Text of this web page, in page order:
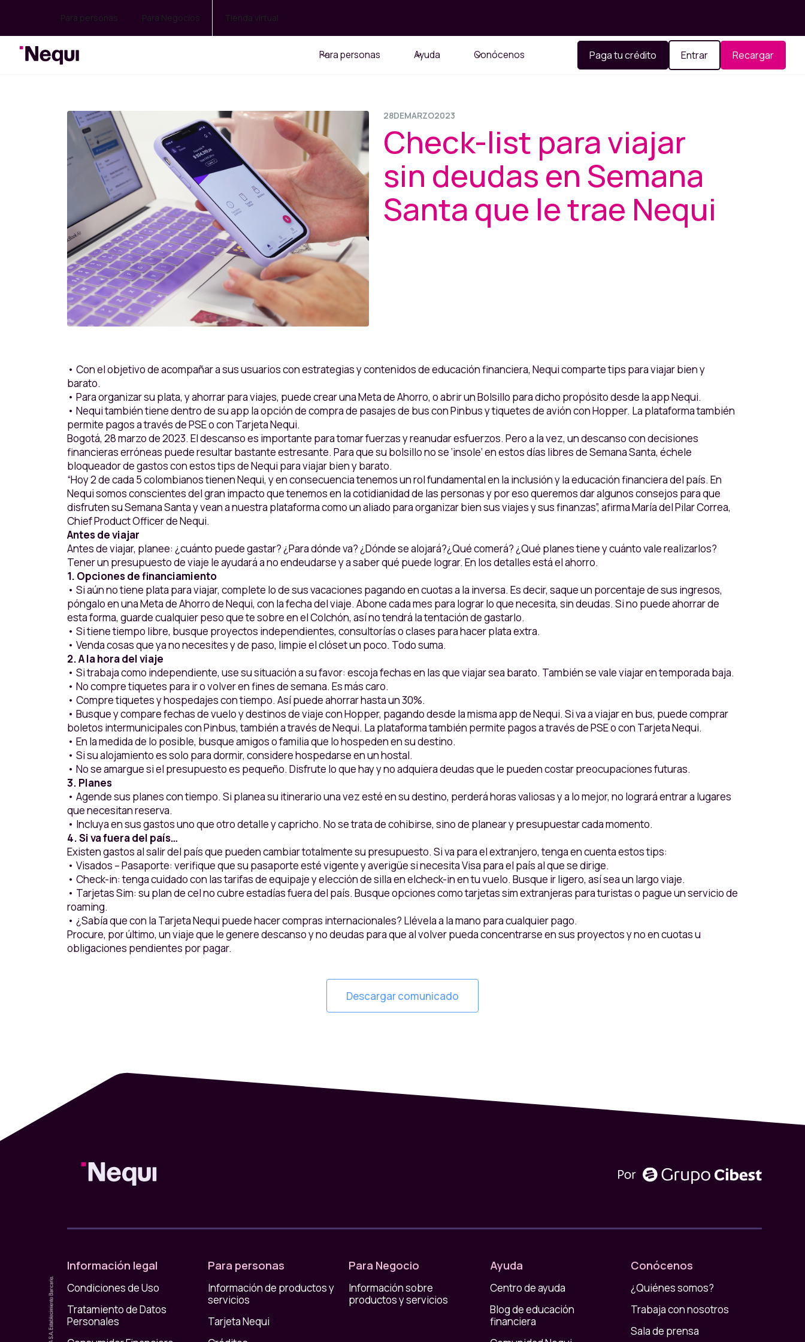
Para personas Para Negocios Tienda virtual
Para personas Ayuda Conócenos Paga tu crédito Entrar Recargar
28DEMARZO2023
Check-list para viajar
sin deudas en Semana
Santa que le trae Nequi
• Con el objetivo de acompañar a sus usuarios con estrategias y contenidos de educación financiera, Nequi comparte tips para viajar bien y
barato.
• Para organizar su plata, y ahorrar para viajes, puede crear una Meta de Ahorro, o abrir un Bolsillo para dicho propósito desde la app Nequi.
• Nequi también tiene dentro de su app la opción de compra de pasajes de bus con Pinbus y tiquetes de avión con Hopper. La plataforma también
permite pagos a través de PSE o con Tarjeta Nequi.
Bogotá, 28 marzo de 2023. El descanso es importante para tomar fuerzas y reanudar esfuerzos. Pero a la vez, un descanso con decisiones
financieras erróneas puede resultar bastante estresante. Para que su bolsillo no se ‘insole’ en estos días libres de Semana Santa, échele
bloqueador de gastos con estos tips de Nequi para viajar bien y barato.
“Hoy 2 de cada 5 colombianos tienen Nequi, y en consecuencia tenemos un rol fundamental en la inclusión y la educación financiera del país. En
Nequi somos conscientes del gran impacto que tenemos en la cotidianidad de las personas y por eso queremos dar algunos consejos para que
disfruten su Semana Santa y vean a nuestra plataforma como un aliado para organizar bien sus viajes y sus finanzas”, afirma María del Pilar Correa,
Chief Product Officer de Nequi.
Antes de viajar
Antes de viajar, planee: ¿cuánto puede gastar? ¿Para dónde va? ¿Dónde se alojará?¿Qué comerá? ¿Qué planes tiene y cuánto vale realizarlos?
Tener un presupuesto de viaje le ayudará a no endeudarse y a saber qué puede lograr. En los detalles está el ahorro.
1. Opciones de financiamiento
• Si aún no tiene plata para viajar, complete lo de sus vacaciones pagando en cuotas a la inversa. Es decir, saque un porcentaje de sus ingresos,
póngalo en una Meta de Ahorro de Nequi, con la fecha del viaje. Abone cada mes para lograr lo que necesita, sin deudas. Si no puede ahorrar de
esta forma, guarde cualquier peso que te sobre en el Colchón, así no tendrá la tentación de gastarlo.
• Si tiene tiempo libre, busque proyectos independientes, consultorías o clases para hacer plata extra.
• Venda cosas que ya no necesites y de paso, limpie el clóset un poco. Todo suma.
2. A la hora del viaje
• Si trabaja como independiente, use su situación a su favor: escoja fechas en las que viajar sea barato. También se vale viajar en temporada baja.
• No compre tiquetes para ir o volver en fines de semana. Es más caro.
• Compre tiquetes y hospedajes con tiempo. Así puede ahorrar hasta un 30%.
• Busque y compare fechas de vuelo y destinos de viaje con Hopper, pagando desde la misma app de Nequi. Si va a viajar en bus, puede comprar
boletos intermunicipales con Pinbus, también a través de Nequi. La plataforma también permite pagos a través de PSE o con Tarjeta Nequi.
• En la medida de lo posible, busque amigos o familia que lo hospeden en su destino.
• Si su alojamiento es solo para dormir, considere hospedarse en un hostal.
• No se amargue si el presupuesto es pequeño. Disfrute lo que hay y no adquiera deudas que le pueden costar preocupaciones futuras.
3. Planes
• Agende sus planes con tiempo. Si planea su itinerario una vez esté en su destino, perderá horas valiosas y a lo mejor, no logrará entrar a lugares
que necesitan reserva.
• Incluya en sus gastos uno que otro detalle y capricho. No se trata de cohibirse, sino de planear y presupuestar cada momento.
4. Si va fuera del país…
Existen gastos al salir del país que pueden cambiar totalmente su presupuesto. Si va para el extranjero, tenga en cuenta estos tips:
• Visados – Pasaporte: verifique que su pasaporte esté vigente y averigüe si necesita Visa para el país al que se dirige.
• Check-in: tenga cuidado con las tarifas de equipaje y elección de silla en elcheck-in en tu vuelo. Busque ir ligero, así sea un largo viaje.
• Tarjetas Sim: su plan de cel no cubre estadías fuera del país. Busque opciones como tarjetas sim extranjeras para turistas o pague un servicio de
roaming.
• ¿Sabía que con la Tarjeta Nequi puede hacer compras internacionales? Llévela a la mano para cualquier pago.
Procure, por último, un viaje que le genere descanso y no deudas para que al volver pueda concentrarse en sus proyectos y no en cuotas u
obligaciones pendientes por pagar.
Descargar comunicado
Información legal
Condiciones de Uso
Tratamiento de Datos
Personales
Para personas
Información de productos y
servicios
Tarjeta Nequi
Para Negocio
Información sobre
productos y servicios
Ayuda
Centro de ayuda
Blog de educación
financiera
Conócenos
¿Quiénes somos?
Trabaja con nosotros
Sala de prensa